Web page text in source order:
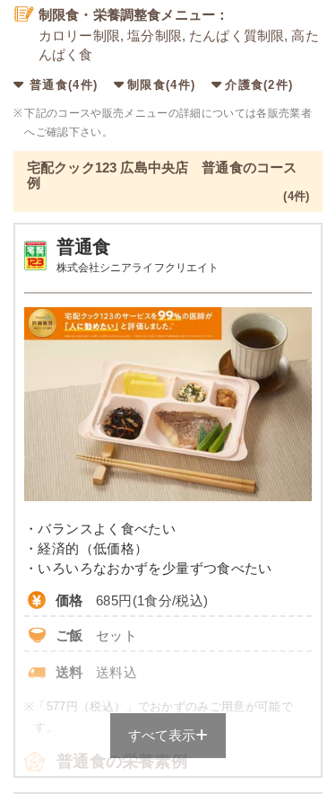
制限食・栄養調整食メニュー：
カロリー制限, 塩分制限, たんぱく質制限, 高た
んぱく食
普通食(4件) 制限食(4件) 介護食(2件)
※下記のコースや販売メニューの詳細については各販売業者
へご確認下さい。
宅配クック123 広島中央店 普通食のコース
例
(4件)
普通食
株式会社シニアライフクリエイト
・バランスよく食べたい
・経済的（低価格）
・いろいろなおかずを少量ずつ食べたい
価格 685円(1食分/税込)
ご飯 セット
送料 送料込
※ 「577円（税込）」でおかずのみご用意が可能で
す。
普通食の栄養素例
すべて表示